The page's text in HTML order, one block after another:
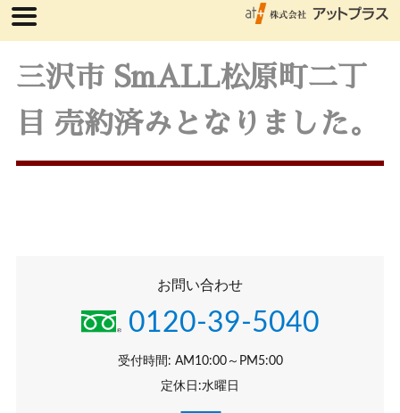
三沢市 SmALL松原町二丁
目 売約済みとなりました。
お問い合わせ
0120-39-5040
受付時間: AM10:00～PM5:00
定休日:水曜日